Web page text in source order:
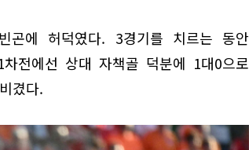
곤에 허덕였다. 3경기를 치르는 동안
전에선 상대 자책골 덕분에 1대0으로
겼다.